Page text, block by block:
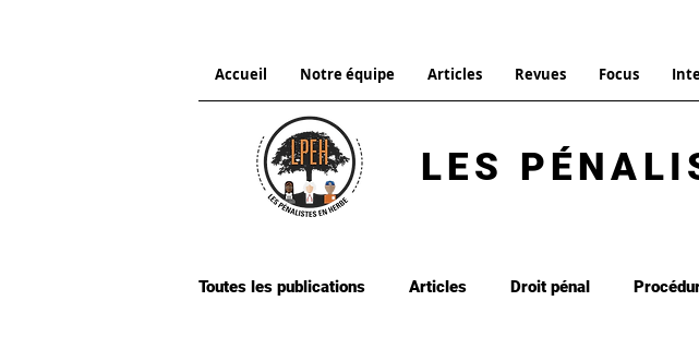
Accueil Notre équipe Articles Revues Focus
LES
Toutes les publications Articles Droit pénal